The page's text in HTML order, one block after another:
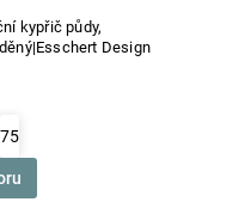
kypřič půdy,
Design
75